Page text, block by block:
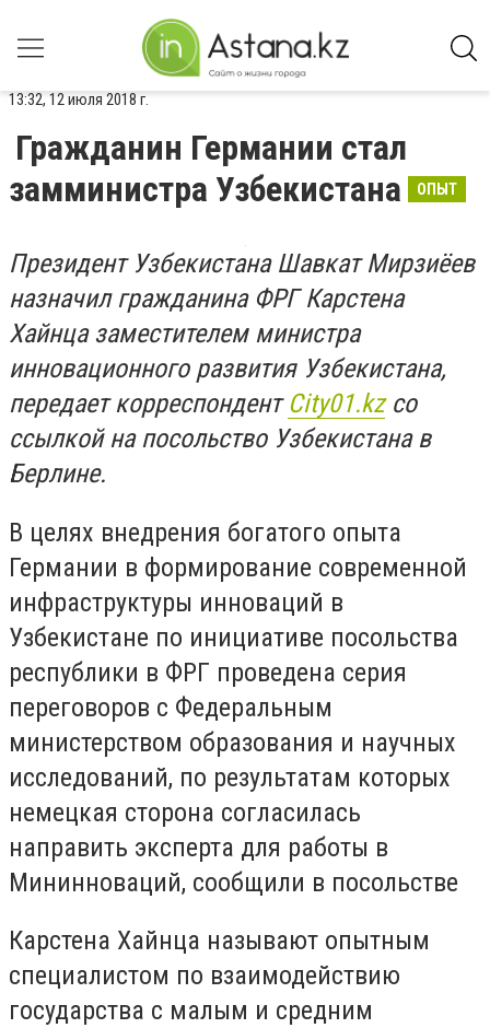
13:32, 12 июля 2018 г.
Гражданин Германии стал
замминистра Узбекистана
ОПЫТ
Президент Узбекистана Шавкат Мирзиёев
назначил гражданина ФРГ Карстена
Хайнца заместителем министра
инновационного развития Узбекистана,
передает корреспондентCity01.kzсо
ссылкой на посольство Узбекистана в
Берлине.
В целях внедрения богатого опыта
Германии в формирование современной
инфраструктуры инноваций в
Узбекистане по инициативе посольства
республики в ФРГ проведена серия
переговоров с Федеральным
министерством образования и научных
исследований, по результатам которых
немецкая сторона согласилась
направить эксперта для работы в
Мининноваций, сообщили в посольстве
Карстена Хайнца называют опытным
специалистом по взаимодействию
государства с малым и средним